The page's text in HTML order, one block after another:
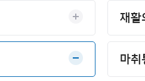
재활
마취